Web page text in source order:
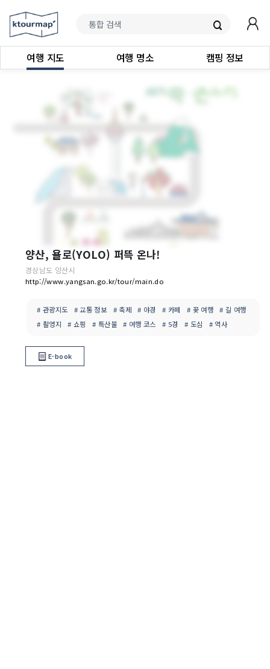
여행 지도 여행 명소 캠핑 정보
양산, 욜로(YOLO) 퍼뜩 온나!
경상남도 양산시
http://www.yangsan.go.kr/tour/main.do
# 관광지도 # 교통 정보 # 축제 # 야경 # 카페 # 꽃 여행
# 길 여행
# 촬영지
# 쇼핑 # 특산물 # 여행 코스 # 5경 # 도심 # 역사
E-book